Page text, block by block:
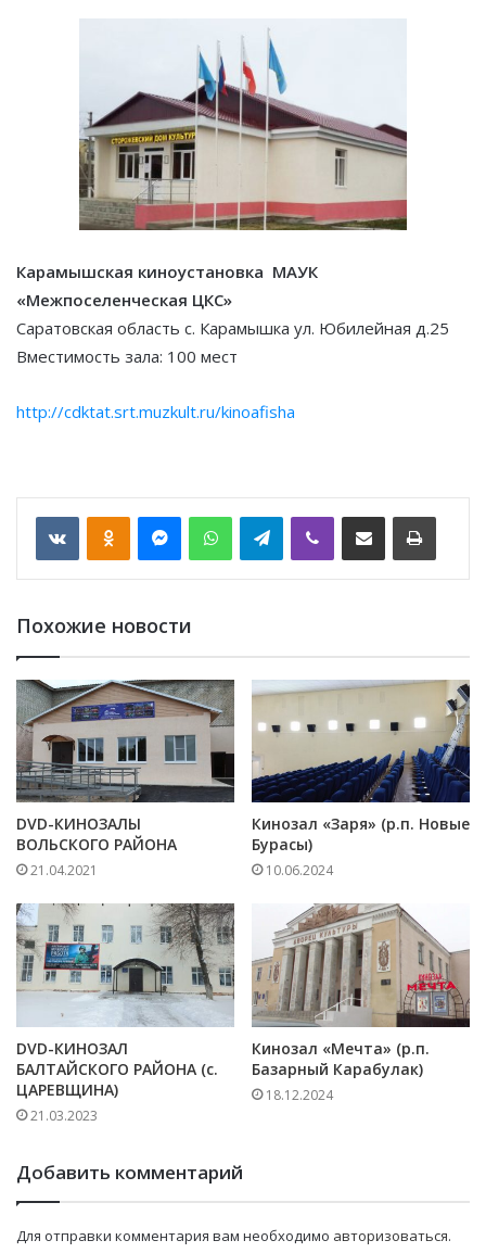
Карамышская киноустановка МАУК
«Межпоселенческая ЦКС»
Саратовская область с. Карамышка ул. Юбилейная д.25
Вместимость зала: 100 мест
http://cdktat.srt.muzkult.ru/kinoafisha
VKontakte WhatsApp Telegram
Похожие новости
DVD-КИНОЗАЛЫ
ВОЛЬСКОГО РАЙОНА
21.04.2021
Кинозал «Заря» (р.п. Новые
Бурасы)
10.06.2024
DVD-КИНОЗАЛ
БАЛТАЙСКОГО РАЙОНА (с.
ЦАРЕВЩИНА)
21.03.2023
Кинозал «Мечта» (р.п.
Базарный Карабулак)
18.12.2024
Добавить комментарий
Для отправки комментария вам необходимо авторизоваться.